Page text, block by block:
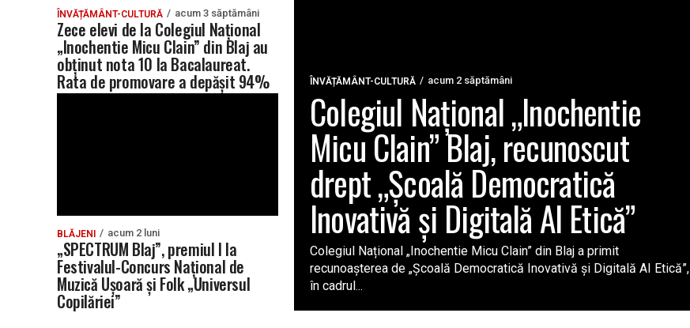
ÎNVĂȚĂMÂNT-CULTURĂ acum 2 săptămâni
Colegiul Național „Inochentie
Micu Clain” Blaj, recunoscut
drept „Școală Democratică
Inovativă și Digitală AI Etică”
Colegiul Național „Inochentie Micu Clain” din Blaj a primit
recunoașterea de „Școală Democratică Inovativă și Digitală AI Etică”,
în cadrul...
ÎNVĂȚĂMÂNT-CULTURĂ acum 3 săptămâni
Zece elevi de la Colegiul Național
„Inochentie Micu Clain” din Blaj au
obținut nota 10 la Bacalaureat.
Rata de promovare a depășit 94%
BLĂJENI acum 2 luni
„SPECTRUM Blaj”, premiul I la
Festivalul-Concurs Național de
Muzică Ușoară și Folk „Universul
Copilăriei”